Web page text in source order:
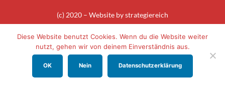
(c) 2020 – Website bystrategiereich
Diese Website benutzt Cookies. Wenn du die Website weiter
nutzt, gehen wir von deinem Einverständnis aus.
OK Nein Datenschutzerklärung